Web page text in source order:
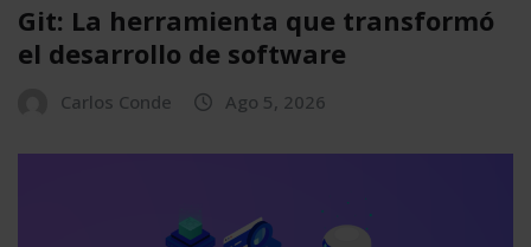
Git: La herramienta que transformó
el desarrollo de software
Carlos Conde Ago 5, 2026